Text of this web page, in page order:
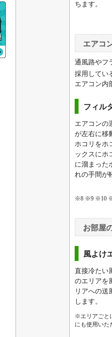
ちます。
エアコ
通風路やフ
採用してい
エアコン内
フィル
エアコンの
が左右に移
ホコリをホ
ックスにホ
に溜まった
れの手間が
※8 ※9 ※10
お部屋
風よけ
直接冷たい
のエリアを
リアへの送
します。
※エリアごと
にも使用いた